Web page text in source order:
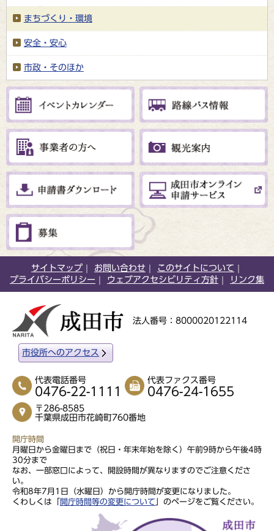
まちづくり・環境
安全・安心
市政・そのほか
サイトマップ お問い合わせ
このサイトについて
プライバシーポリシー
ウェブアクセシビリティ方針 リンク集
法人番号：8000020122114
市役所へのアクセス
代表電話番号
0476-22-1111
代表ファクス番号
0476-24-1655
〒286-8585
千葉県成田市花崎町760番地
開庁時間
月曜日から金曜日まで（祝日・年末年始を除く）午前9時から午後4時
30分まで
なお、一部窓口によって、開設時間が異なりますのでご注意くださ
い。
令和8年7月1日（水曜日）から開庁時間が変更になりました。
くわしくは「
開庁時間等の変更について 」のページをご覧ください。